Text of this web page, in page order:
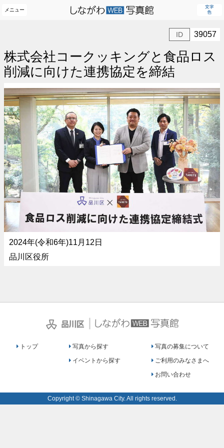
メニュー
株式会社コークッキングと食品ロス
削減に向けた連携協定を締結
ID 39057
2024年(令和6年)11月12日
品川区役所
｜
トップ
写真から探す
イベントから探す
写真の募集について
ご利用のみなさまへ
お問い合わせ
Copyright © Shinagawa City. All rights reserved.